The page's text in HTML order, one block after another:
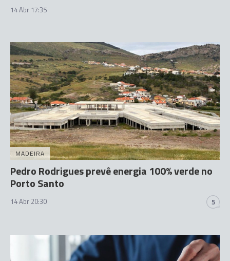
14 Abr 17:35
MADEIRA
Pedro Rodrigues prevê energia 100% verde no
Porto Santo
14 Abr 20:30 5